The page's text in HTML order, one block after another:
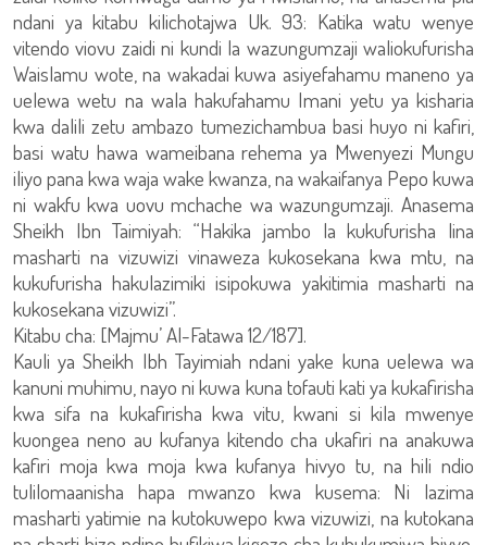
ndani ya kitabu kilichotajwa Uk. 93: Katika watu wenye
vitendo viovu zaidi ni kundi la wazungumzaji waliokufurisha
Waislamu wote, na wakadai kuwa asiyefahamu maneno ya
uelewa wetu na wala hakufahamu Imani yetu ya kisharia
kwa dalili zetu ambazo tumezichambua basi huyo ni kafiri,
basi watu hawa wameibana rehema ya Mwenyezi Mungu
iliyo pana kwa waja wake kwanza, na wakaifanya Pepo kuwa
ni wakfu kwa uovu mchache wa wazungumzaji. Anasema
Sheikh Ibn Taimiyah: “Hakika jambo la kukufurisha lina
masharti na vizuwizi vinaweza kukosekana kwa mtu, na
kukufurisha hakulazimiki isipokuwa yakitimia masharti na
kukosekana vizuwizi”.
Kitabu cha: [Majmu’ Al-Fatawa 12/187].
Kauli ya Sheikh Ibh Tayimiah ndani yake kuna uelewa wa
kanuni muhimu, nayo ni kuwa kuna tofauti kati ya kukafirisha
kwa sifa na kukafirisha kwa vitu, kwani si kila mwenye
kuongea neno au kufanya kitendo cha ukafiri na anakuwa
kafiri moja kwa moja kwa kufanya hivyo tu, na hili ndio
tulilomaanisha hapa mwanzo kwa kusema: Ni lazima
masharti yatimie na kutokuwepo kwa vizuwizi, na kutokana